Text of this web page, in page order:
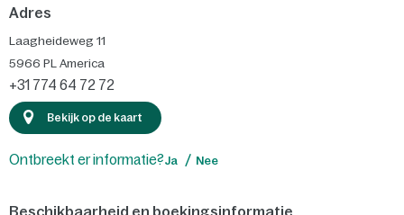
Adres
Laagheideweg 11
5966 PL America
+31 774 64 72 72
Bekijk op de kaart
Ontbreekt er informatie?Ja Nee
Beschikbaarheid en boekingsinformatie